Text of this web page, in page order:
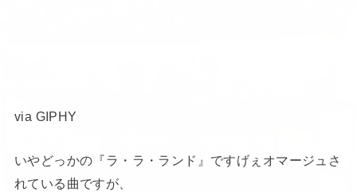
via GIPHY
いやどっかの『ラ・ラ・ランド』ですげぇオマージュさ
れている曲ですが、